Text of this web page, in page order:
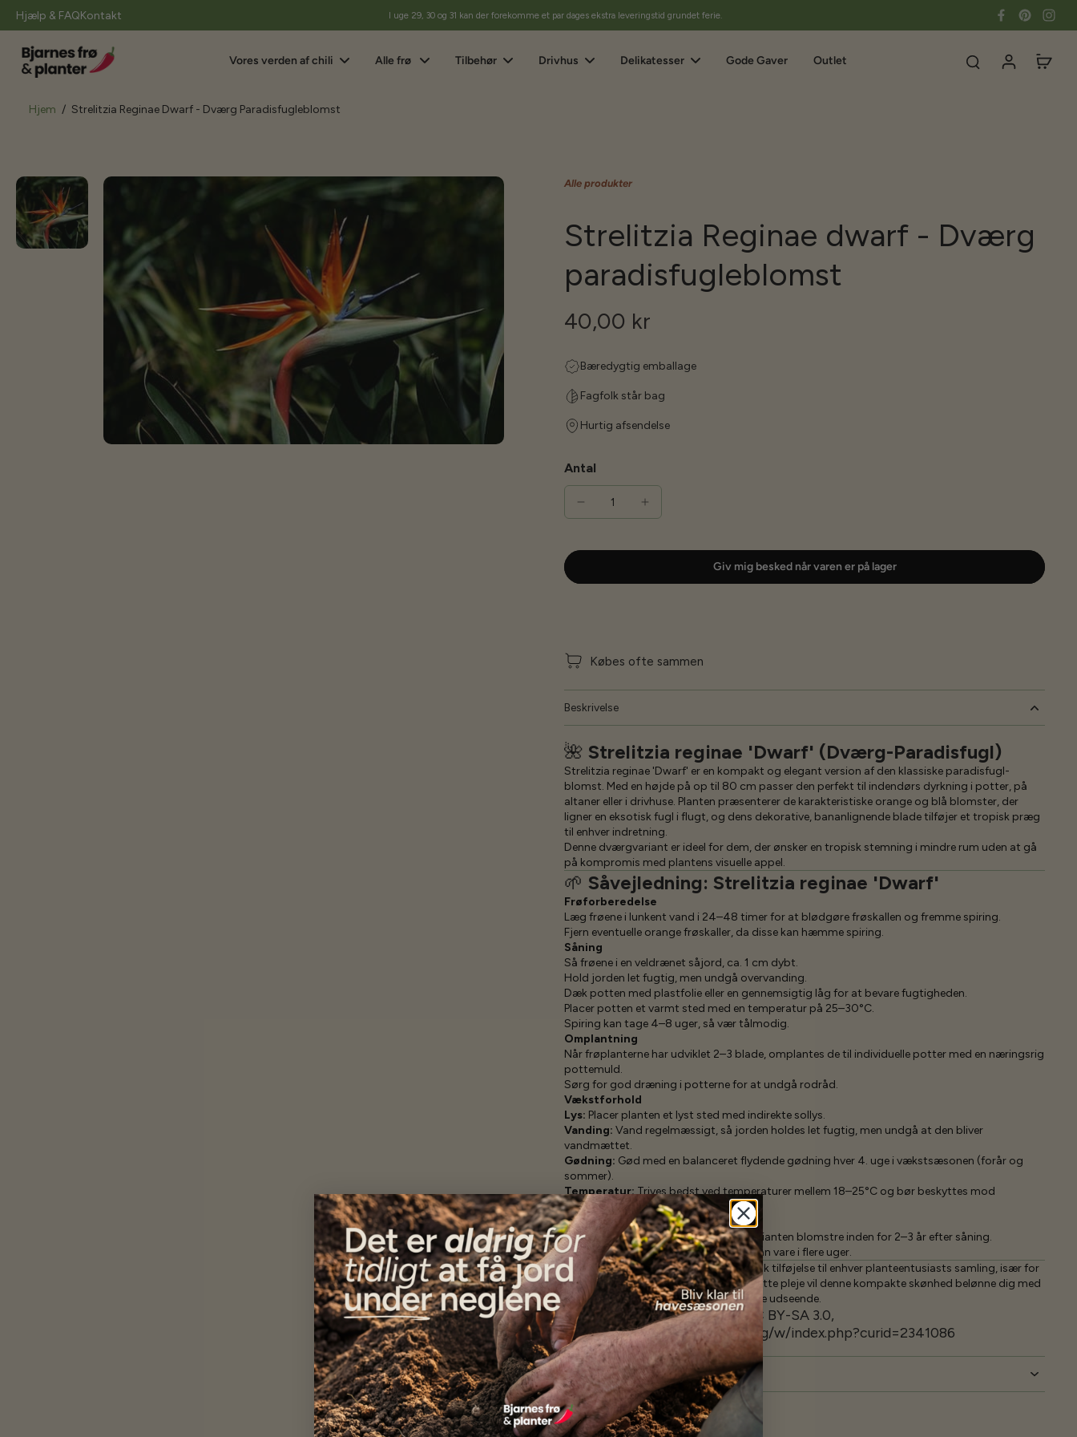
Hjælp & FAQKontakt I uge 29, 30 og 31 kan der forekomme et par dages ekstra leveringstid grundet ferie.
Vores verden af chili Alle frø Tilbehør Drivhus Delikatesser Gode Gaver Outlet
Hjem / Strelitzia Reginae Dwarf - Dværg Paradisfugleblomst
Gå
til
produktoplysninger
Alle produkter
Strelitzia Reginae dwarf - Dværg
paradisfugleblomst
40,00 kr
Bæredygtig emballage
Fagfolk står bag
Hurtig afsendelse
Antal
Giv mig besked når varen er på lager
Købes ofte sammen
Beskrivelse
🌺 Strelitzia reginae 'Dwarf' (Dværg-Paradisfugl)
Strelitzia reginae 'Dwarf' er en kompakt og elegant version af den klassiske paradisfugl-
blomst. Med en højde på op til 80 cm passer den perfekt til indendørs dyrkning i potter, på
altaner eller i drivhuse. Planten præsenterer de karakteristiske orange og blå blomster, der
ligner en eksotisk fugl i flugt, og dens dekorative, bananlignende blade tilføjer et tropisk præg
til enhver indretning.
Denne dværgvariant er ideel for dem, der ønsker en tropisk stemning i mindre rum uden at gå
på kompromis med plantens visuelle appel.
🌱 Såvejledning: Strelitzia reginae 'Dwarf'
Frøforberedelse
Læg frøene i lunkent vand i 24–48 timer for at blødgøre frøskallen og fremme spiring.
Fjern eventuelle orange frøskaller, da disse kan hæmme spiring.
Såning
Så frøene i en veldrænet såjord, ca. 1 cm dybt.
Hold jorden let fugtig, men undgå overvanding.
Dæk potten med plastfolie eller en gennemsigtig låg for at bevare fugtigheden.
Placer potten et varmt sted med en temperatur på 25–30°C.
Spiring kan tage 4–8 uger, så vær tålmodig.
Omplantning
Når frøplanterne har udviklet 2–3 blade, omplantes de til individuelle potter med en næringsrig
pottemuld.
Sørg for god dræning i potterne for at undgå rodråd.
Vækstforhold
Lys: Placer planten et lyst sted med indirekte sollys.
Vanding: Vand regelmæssigt, så jorden holdes let fugtig, men undgå at den bliver
vandmættet.
Gødning: Gød med en balanceret flydende gødning hver 4. uge i vækstsæsonen (forår og
sommer).
Temperatur:Trives bedst ved temperaturer mellem 18–25°C og bør beskyttes mod
temperaturer under 10°C.
Blomstring
Under optimale forhold kan 'Dwarf' varianten blomstre inden for 2–3 år efter såning.
Blomstringen sker typisk i foråret og kan vare i flere uger.
Strelitzia reginae 'Dwarf' er en fantastisk tilføjelse til enhver planteentusiasts samling, især for
dem med begrænset plads.Med den rette pleje vil denne kompakte skønhed belønne dig med
sine spektakulære blomster og tropiske udseende.
Foto: By I, Brocken Inaglory, CC BY-SA 3.0,
https://commons.wikimedia.org/w/index.php?curid=2341086
Specifikationer
Se mere af Alle produkter